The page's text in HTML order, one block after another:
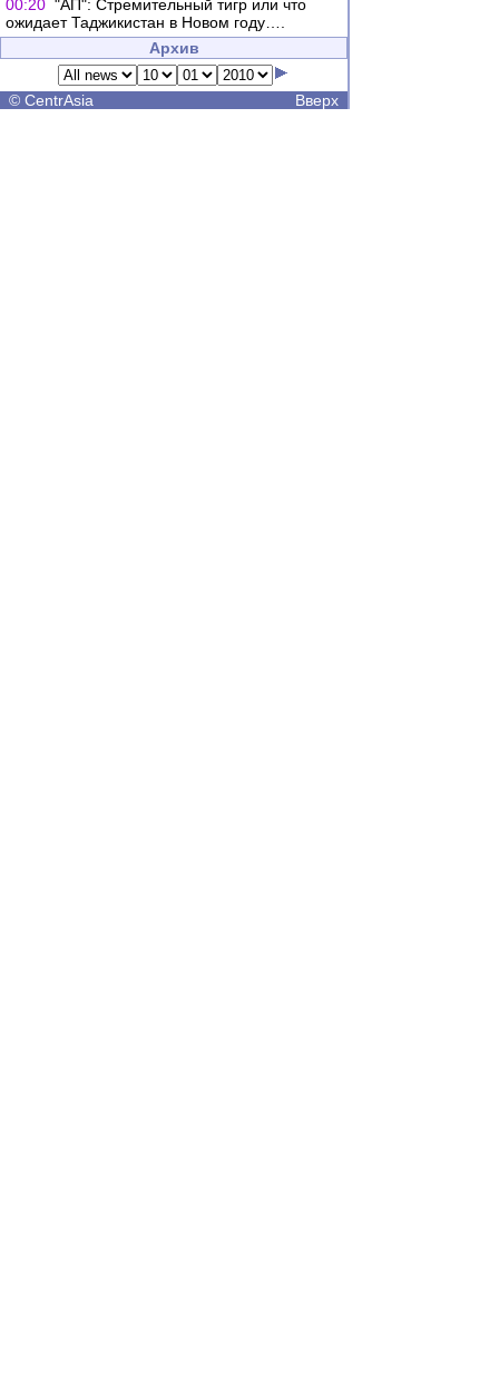
00:20 "АП": Стремительный тигр или что
ожидает Таджикистан в Новом году….
Архив
© CentrAsia Вверх